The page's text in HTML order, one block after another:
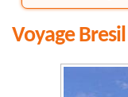
Voyage